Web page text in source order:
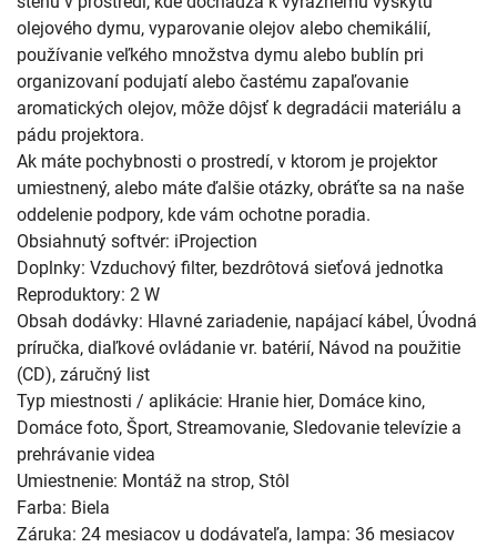
olejového dymu, vyparovanie olejov alebo chemikálií,
používanie veľkého množstva dymu alebo bublín pri
organizovaní podujatí alebo častému zapaľovanie
aromatických olejov, môže dôjsť k degradácii materiálu a
pádu projektora.
Ak máte pochybnosti o prostredí, v ktorom je projektor
umiestnený, alebo máte ďalšie otázky, obráťte sa na naše
oddelenie podpory, kde vám ochotne poradia.
Obsiahnutý softvér: iProjection
Doplnky: Vzduchový filter, bezdrôtová sieťová jednotka
Reproduktory: 2 W
Obsah dodávky: Hlavné zariadenie, napájací kábel, Úvodná
príručka, diaľkové ovládanie vr. batérií, Návod na použitie
(CD), záručný list
Typ miestnosti / aplikácie: Hranie hier, Domáce kino,
Domáce foto, Šport, Streamovanie, Sledovanie televízie a
prehrávanie videa
Umiestnenie: Montáž na strop, Stôl
Farba: Biela
Záruka: 24 mesiacov u dodávateľa, lampa: 36 mesiacov